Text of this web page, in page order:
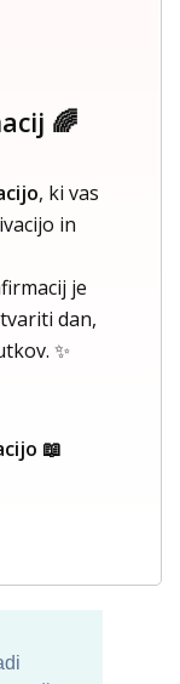
🌈
, ki vas
in
je
dan,
✨
📖